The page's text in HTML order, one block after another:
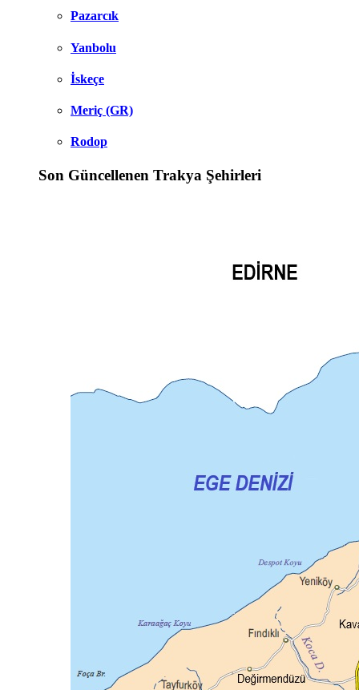
Pazarcık
Yanbolu
İskeçe
Meriç (GR)
Rodop
Son Güncellenen Trakya Şehirleri